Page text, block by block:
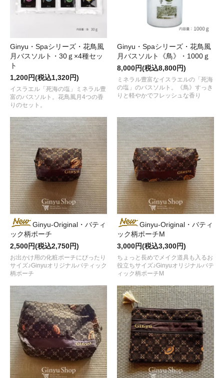
Ginyu・Spaシリーズ・花鳥風
月バスソルト・30ｇ×4種セッ
ト
1,200円(税込1,320円)
イスラエル「死海の塩」ミネラル豊
富のバスソルト。花鳥風月4つの香
りのセット。
Ginyu・Spaシリーズ・花鳥風
月バスソルト《鳥》・1000ｇ
8,000円(税込8,800円)
ミネラル豊富なイスラエルの「死海
の塩」のバスソルト。《鳥》すっき
りと軽やかでフレッシュな香り
Ginyu-Original・バティ
ック柄ポーチ
2,500円(税込2,750円)
お出かけ用の化粧ポーチにぴったり
サイズ♪Ginyuオリジナルバティック
柄ポーチ
Ginyu-Original・バティ
ック柄ポーチM
3,000円(税込3,300円)
ちょっと長めでメイク道具も入るお
役立ちサイズ♪Ginyuオリジナルバテ
ィック柄ポーチM